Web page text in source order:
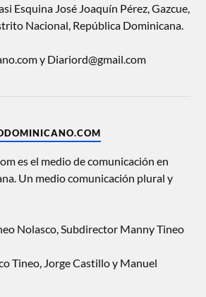
Esquina José Joaquín Pérez, Gazcue,
Nacional, República Dominicana.
y Diariord@gmail.com
es el medio de comunicación en
Un medio comunicación plural y
Nolasco, Subdirector Manny Tineo
Tineo, Jorge Castillo y Manuel